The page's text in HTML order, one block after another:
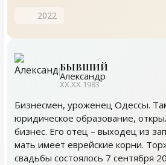
2022
БЫВШИЙ
Александр
ХХ.ХХ.1983
Бизнесмен, уроженец Одессы.
юридическое образование,
бизнес. Его отец – выходец из
мать имеет еврейские корни.
свадьбы состоялось 7 сентября